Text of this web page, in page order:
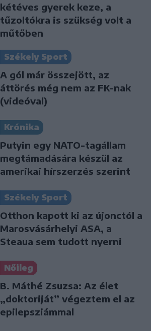
kétéves gyerek keze, a
tűzoltókra is szükség volt a
műtőben
Székely Sport
A gól már összejött, az
áttörés még nem az FK-nak
(videóval)
Krónika
Putyin egy NATO-tagállam
megtámadására készül az
amerikai hírszerzés szerint
Székely Sport
Otthon kapott ki az újonctól a
Marosvásárhelyi ASA, a
Steaua sem tudott nyerni
Nőileg
B. Máthé Zsuzsa: Az élet
„doktoriját” végeztem el az
epilepsziámmal